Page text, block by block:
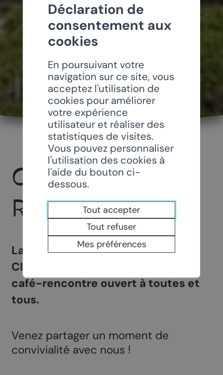
CAFÉS
RENCONTRES
La commune de Chamoson et le
Club des Aînés vous invitent au
café-rencontre ouvert à toutes et
tous.
Venez partager un moment de
convivialité avec nous !
Déclaration de
consentement aux
cookies
En poursuivant votre
navigation sur ce site, vous
acceptez l'utilisation de
cookies pour améliorer
votre expérience
utilisateur et réaliser des
statistiques de visites.
Vous pouvez personnaliser
l'utilisation des cookies à
l'aide du bouton ci-
dessous.
Tout accepter
Tout refuser
Mes préférences